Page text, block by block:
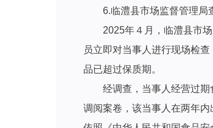
6.临澧县市场监督管理局
2025年４月，临澧县市
员立即对当事人进行现场检
品已超过保质期。
经调查，当事人经营过
调阅案卷，该当事人在两年